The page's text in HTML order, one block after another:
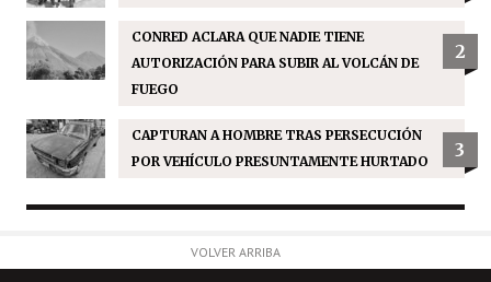
CONRED ACLARA QUE NADIE TIENE
AUTORIZACIÓN PARA SUBIR AL VOLCÁN DE
FUEGO
2
CAPTURAN A HOMBRE TRAS PERSECUCIÓN
POR VEHÍCULO PRESUNTAMENTE HURTADO
3
VOLVER ARRIBA